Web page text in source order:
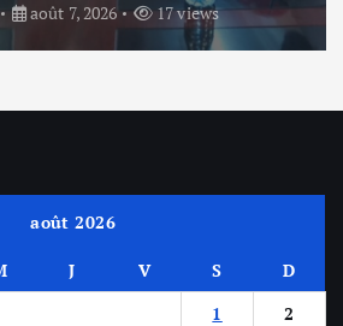
août 7, 2026 17 views
août 2026
J V S
D
1
2